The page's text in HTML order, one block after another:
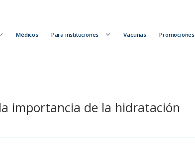
Médicos Para instituciones Vacunas Promociones
importancia de la hidratación